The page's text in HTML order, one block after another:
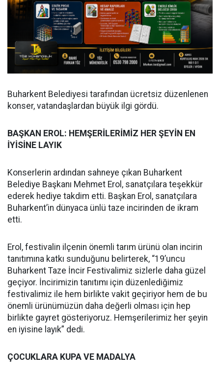
Buharkent Belediyesi tarafından ücretsiz düzenlenen
konser, vatandaşlardan büyük ilgi gördü.
BAŞKAN EROL: HEMŞERİLERİMİZ HER ŞEYİN EN
İYİSİNE LAYIK
Konserlerin ardından sahneye çıkan Buharkent
Belediye Başkanı Mehmet Erol, sanatçılara teşekkür
ederek hediye takdim etti. Başkan Erol, sanatçılara
Buharkent’in dünyaca ünlü taze incirinden de ikram
etti.
Erol, festivalin ilçenin önemli tarım ürünü olan incirin
tanıtımına katkı sunduğunu belirterek, “19’uncu
Buharkent Taze İncir Festivalimiz sizlerle daha güzel
geçiyor. İncirimizin tanıtımı için düzenlediğimiz
festivalimiz ile hem birlikte vakit geçiriyor hem de bu
önemli ürünümüzün daha değerli olması için hep
birlikte gayret gösteriyoruz. Hemşerilerimiz her şeyin
en iyisine layık” dedi.
ÇOCUKLARA KUPA VE MADALYA